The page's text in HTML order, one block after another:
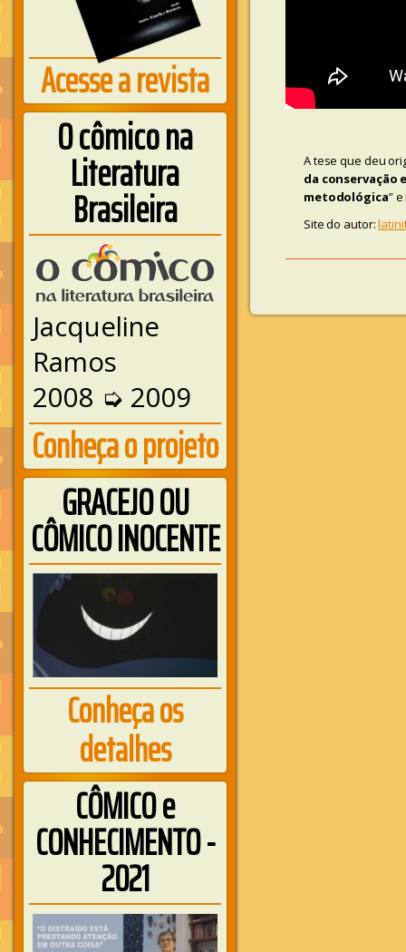
Acesse a revista
O cômico na
Literatura
Brasileira
Jacqueline
Ramos
2008 ➭ 2009
Conheça o projeto
GRACEJO OU
CÔMICO INOCENTE
Conheça os
detalhes
CÔMICO e
CONHECIMENTO -
2021
A tese que deu
da conservação
metodológica”
Site do autor: